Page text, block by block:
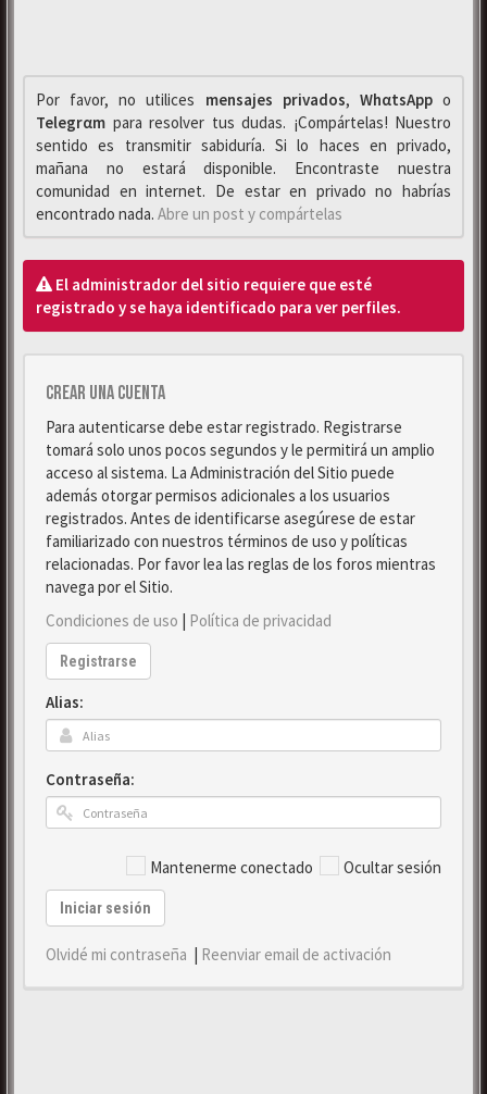
Por favor, no utilices mensajes privados, WhαtsAppo
Telegrαm para resolver tus dudas. ¡Compártelas! Nuestro
sentido es transmitir sabiduría. Si lo haces en privado,
mañana no estará disponible. Encontraste nuestra
comunidad en internet. De estar en privado no habrías
encontrado nada. Abre un post y compártelas
El administrador del sitio requiere que esté
registrado y se haya identificado para ver perfiles.
Crear una cuenta
Para autenticarse debe estar registrado. Registrarse
tomará solo unos pocos segundos y le permitirá un amplio
acceso al sistema. La Administración del Sitio puede
además otorgar permisos adicionales a los usuarios
registrados. Antes de identificarse asegúrese de estar
familiarizado con nuestros términos de uso y políticas
relacionadas. Por favor lea las reglas de los foros mientras
navega por el Sitio.
Condiciones de uso | Política de privacidad
Registrarse
Alias:
Contraseña:
Mantenerme conectado Ocultar sesión
Iniciar sesión
Olvidé mi contraseña | Reenviar email de activación